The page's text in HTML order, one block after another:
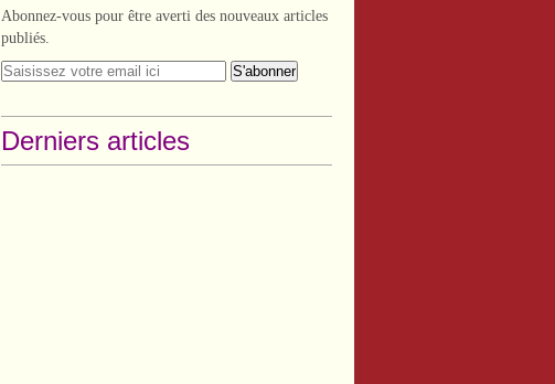
Abonnez-vous pour être averti des nouveaux articles
publiés.
Derniers articles